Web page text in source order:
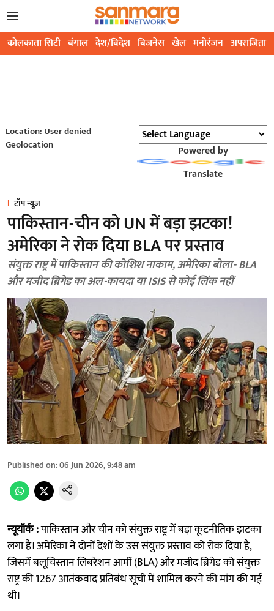
कोलकाता सिटी बंगाल देश/विदेश बिजनेस खेल मनोरंजन अपराजिता
Location: User denied
Geolocation
Powered by
Translate
टॉप न्यूज़
पाकिस्तान-चीन को UN में बड़ा झटका!
अमेरिका ने रोक दिया BLA पर प्रस्ताव
संयुक्त राष्ट्र में पाकिस्तान की कोशिश नाकाम, अमेरिका बोला- BLA
और मजीद ब्रिगेड का अल-कायदा या ISIS से कोई लिंक नहीं
Published on:06 Jun 2026, 9:48 am
न्यूयॉर्क :पाकिस्तान और चीन को संयुक्त राष्ट्र में बड़ा कूटनीतिक झटका
लगा है। अमेरिका ने दोनों देशों के उस संयुक्त प्रस्ताव को रोक दिया है,
जिसमें बलूचिस्तान लिबरेशन आर्मी (BLA) और मजीद ब्रिगेड को संयुक्त
राष्ट्र की 1267 आतंकवाद प्रतिबंध सूची में शामिल करने की मांग की गई
थी।